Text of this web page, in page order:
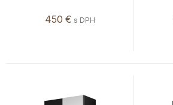
450 € s DPH